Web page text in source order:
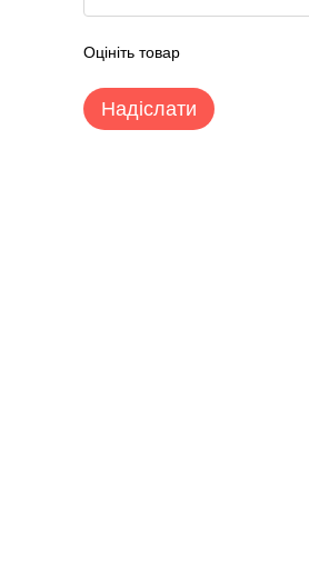
Оцініть товар
Надіслати